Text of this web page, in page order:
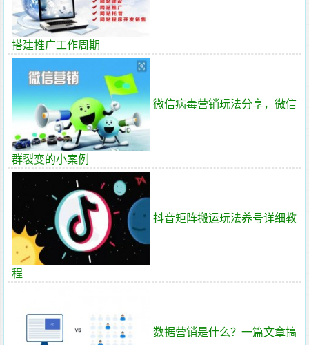
搭建推广工作周期
微信病毒营销玩法分享，微信
群裂变的小案例
抖音矩阵搬运玩法养号详细教
程
数据营销是什么？一篇文章搞